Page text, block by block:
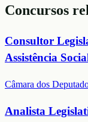
Concursos
Consultor
Assistência
Câmara dos
Analista